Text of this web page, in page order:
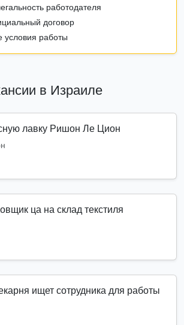
работодателя
договор
условия работы
в Израиле
лавку Ришон Ле Цион
ца на склад текстиля
ищет сотрудника для работы